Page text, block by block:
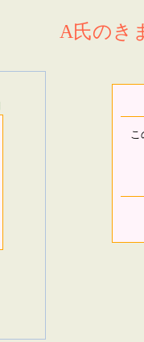
A氏のき
こ